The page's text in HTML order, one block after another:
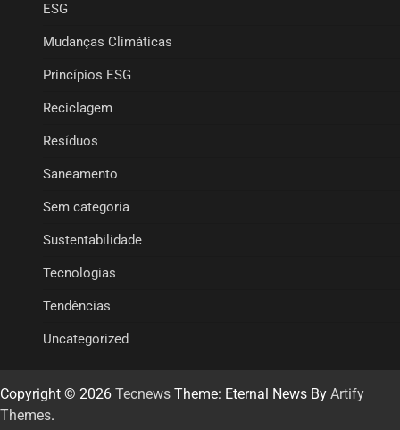
ESG
Mudanças Climáticas
Princípios ESG
Reciclagem
Resíduos
Saneamento
Sem categoria
Sustentabilidade
Tecnologias
Tendências
Uncategorized
Copyright © 2026 Tecnews Theme: Eternal News By Artify
Themes.